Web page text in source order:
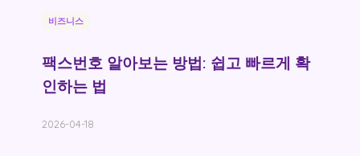
비즈니스
팩스번호 알아보는 방법: 쉽고 빠르게 확
인하는 법
2026-04-18